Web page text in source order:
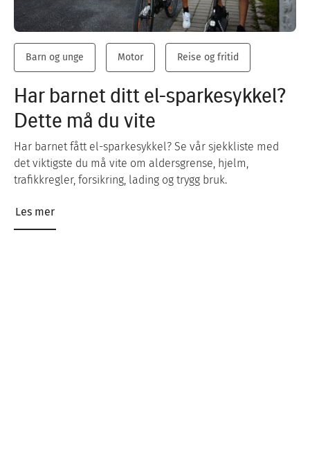
Barn og unge Motor Reise og fritid
Har barnet ditt el-sparkesykkel?
Dette må du vite
Har barnet fått el-sparkesykkel? Se vår sjekkliste med
det viktigste du må vite om aldersgrense, hjelm,
trafikkregler, forsikring, lading og trygg bruk.
Les mer